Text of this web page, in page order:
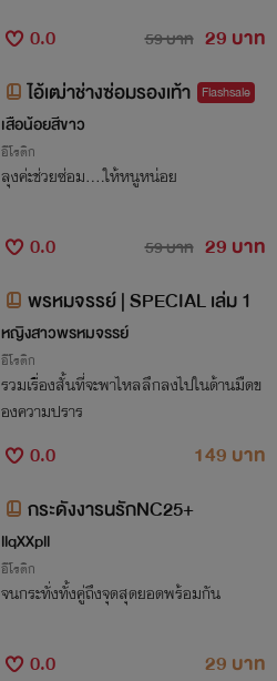
0.0 59 บาท 29 บาท
ไอ้เฒ่าช่างซ่อมรองเท้า Flashsale
เสือน้อยสีขาว
อีโรติก
ลุงค่ะช่วยซ่อม….ให้หนูหน่อย
0.0 59 บาท 29 บาท
พรหมจรรย์ | SPECIAL เล่ม 1
หญิงสาวพรหมจรรย์
อีโรติก
รวมเรื่องสั้นที่จะพาไหลลึกลงไปในด้านมืดข
องความปราร
0.0
149 บาท
กระดังงารนรักNC25+
llqXXpll
อีโรติก
จนกระทั่งทั้งคู่ถึงจุดสุดยอดพร้อมกัน
0.0
29 บาท